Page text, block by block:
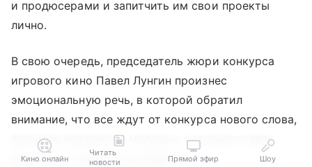
и продюсерами и запитчить им свои проекты
лично.
В свою очередь, председатель жюри конкурса
игрового кино Павел Лунгин произнес
эмоциональную речь, в которой обратил
внимание, что все ждут от конкурса нового слова,
фильмов недорогих, молодых, которые ставят
вопросы о человеке и обществе.
Кино онлайн
Читать
новости
Прямой эфир Шоу